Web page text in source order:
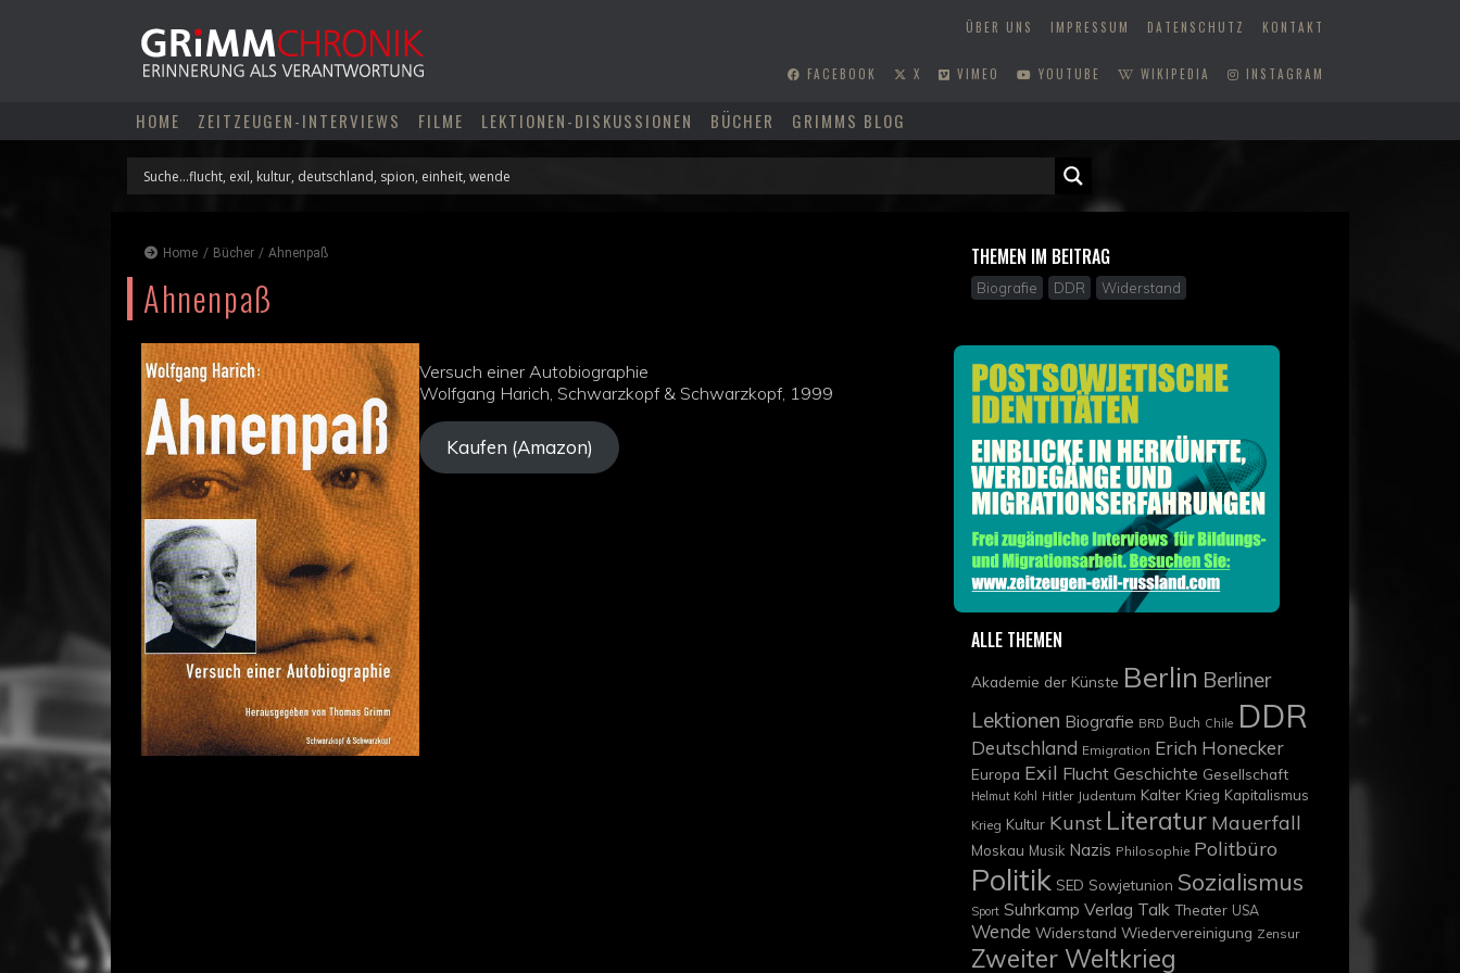
ÜBER UNS IMPRESSUM DATENSCHUTZ KONTAKT
FACEBOOK X VIMEO YOUTUBE WIKIPEDIA INSTAGRAM
HOME ZEITZEUGEN-INTERVIEWS FILME LEKTIONEN-DISKUSSIONEN BÜCHER GRIMMS BLOG
Home / Bücher / Ahnenpaß
Ahnenpaß
Versuch einer Autobiographie
Wolfgang Harich, Schwarzkopf & Schwarzkopf, 1999
Kaufen (Amazon)
THEMEN IM BEITRAG
Biografie DDR Widerstand
ALLE THEMEN
Akademie der Künste Berlin Berliner
Lektionen Biografie BRD Buch Chile DDR
Deutschland Emigration Erich Honecker
Europa Exil Flucht Geschichte Gesellschaft
Helmut Kohl Hitler Judentum Kalter Krieg Kapitalismus
Krieg Kultur Kunst Literatur Mauerfall
Moskau Musik Nazis Philosophie Politbüro
Politik SED Sowjetunion Sozialismus
Sport Suhrkamp Verlag Talk Theater USA
Wende Widerstand Wiedervereinigung Zensur
Zweiter Weltkrieg